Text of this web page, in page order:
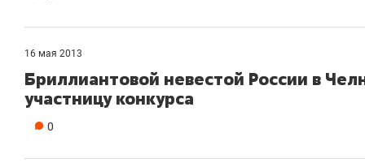
16 мая 2013
Бриллиантовой невестой России в
участницу конкурса
0